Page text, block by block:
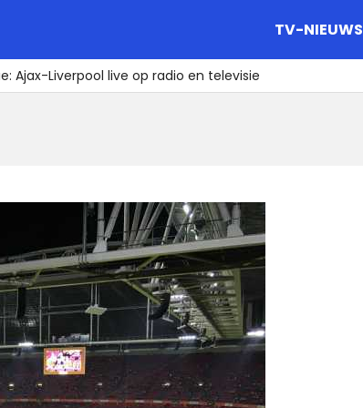
TV-NIEUWS
Ajax-Liverpool live op radio en televisie